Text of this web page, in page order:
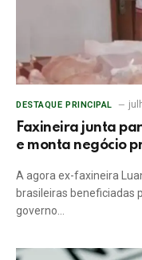
DESTAQUE PRINCIPAL
Faxineira junta
e monta negócio
A agora ex-faxineira
brasileiras beneficiadas
governo…